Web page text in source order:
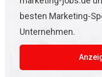
besten Marketing-
Unternehmen.